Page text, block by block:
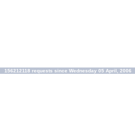
156212118 requests since Wednesday 05 April, 2006